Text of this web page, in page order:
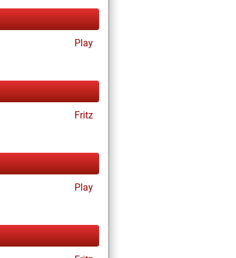
Play
Fritz
Play